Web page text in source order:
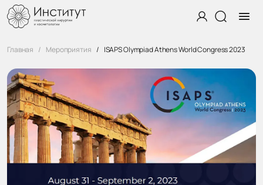
Главная Мероприятия ISAPS Olympiad Athens World Congress 2023